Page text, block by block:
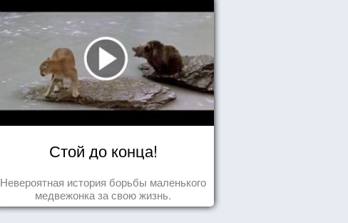
Стой до конца!
Невероятная история борьбы маленького
медвежонка за свою жизнь.